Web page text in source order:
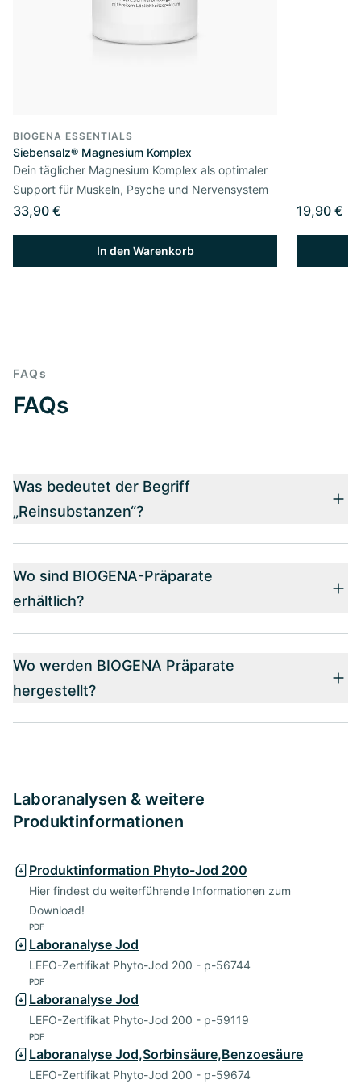
BIOGENA ESSENTIALS
Siebensalz® Magnesium Komplex
Dein täglicher Magnesium Komplex als optimaler
Support für Muskeln, Psyche und Nervensystem
33,90 €
In den Warenkorb
19,90 €
FAQs
FAQs
Was bedeutet der Begriff
„Reinsubstanzen“?
Wo sind BIOGENA-Präparate
erhältlich?
Wo werden BIOGENA Präparate
hergestellt?
Laboranalysen & weitere
Produktinformationen
Produktinformation Phyto-Jod 200
Hier findest du weiterführende Informationen zum
Download!
PDF
Laboranalyse Jod
LEFO-Zertifikat Phyto-Jod 200 - p-56744
PDF
Laboranalyse Jod
LEFO-Zertifikat Phyto-Jod 200 - p-59119
PDF
Laboranalyse Jod,Sorbinsäure,Benzoesäure
LEFO-Zertifikat Phyto-Jod 200 - p-59674